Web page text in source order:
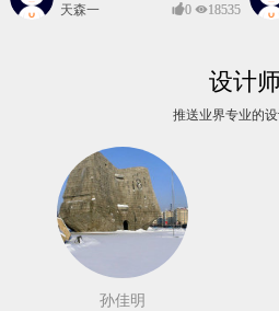
天森一
0 18535
设计师
推送业界专业的
孙佳明